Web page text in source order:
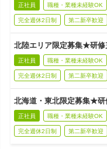
正社員 職種・業種未経験OK
完全週休2日制 第二新卒歓迎
北陸エリア限定募集★研修
正社員 職種・業種未経験OK
完全週休2日制 第二新卒歓迎
北海道・東北限定募集★研
正社員 職種・業種未経験OK
完全週休2日制 第二新卒歓迎